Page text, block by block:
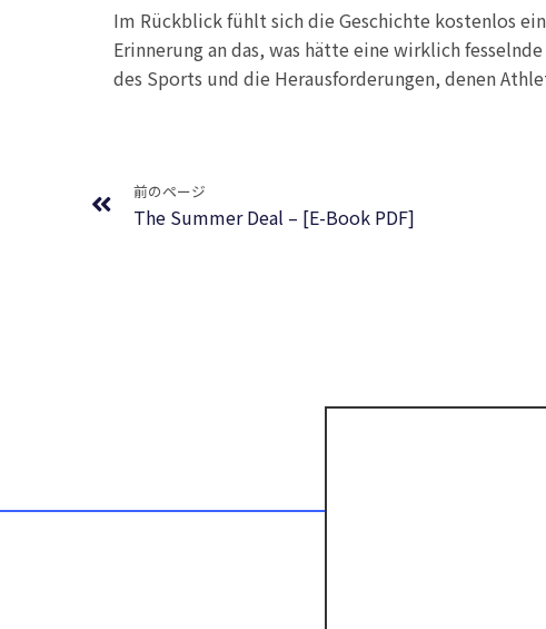
Im Rückblick fühlt sich die Geschichte kostenlos
Erinnerung an das, was hätte eine wirklich
des Sports und die Herausforderungen, denen
前のページ
The Summer Deal – [E-Book PDF]